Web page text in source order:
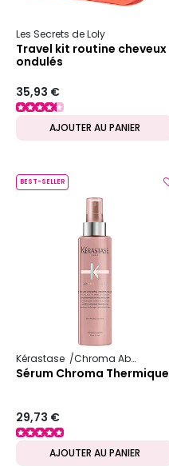
Les Secrets de Loly
Travel kit routine cheveux
ondulés
35,93 €
AJOUTER AU PANIER
BEST-SELLER
Kérastase Chroma Absolu
Sérum Chroma Thermique
29,73 €
AJOUTER AU PANIER